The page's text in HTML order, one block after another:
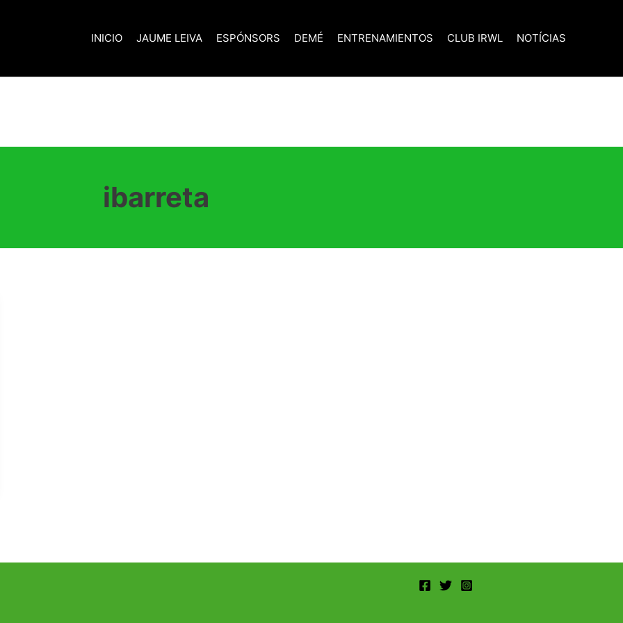
INICIO JAUME LEIVA ESPÓNSORS DEMÉ ENTRENAMIENTOS CLUB IRWL NOTÍCIAS
ibarreta